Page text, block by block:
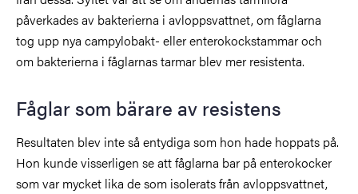
påverkades av bakterierna i avloppsvattnet, om fåglarna
tog upp nya campylobakt- eller enterokockstammar och
om bakterierna i fåglarnas tarmar blev mer resistenta.
Fåglar som bärare av resistens
Resultaten blev inte så entydiga som hon hade hoppats på.
Hon kunde visserligen se att fåglarna bar på enterokocker
som var mycket lika de som isolerats från avloppsvattnet,